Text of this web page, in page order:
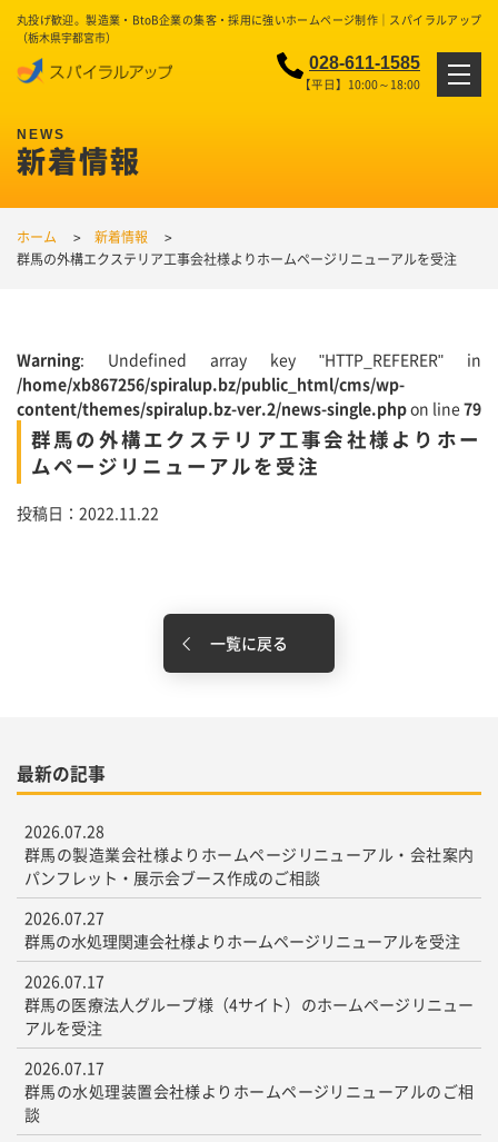
丸投げ歓迎。製造業・BtoB企業の集客・採用に強いホームページ制作｜スパイラルアップ
（栃木県宇都宮市）
028-611-1585
【平日】10:00～18:00
新着情報
ホーム
新着情報
群馬の外構エクステリア工事会社様よりホームページリニューアルを受注
Warning: Undefined array key "HTTP_REFERER" in
/home/xb867256/spiralup.bz/public_html/cms/wp-
content/themes/spiralup.bz-ver.2/news-single.phpon line79
群馬の外構エクステリア工事会社様よりホー
ムページリニューアルを受注
投稿日：2022.11.22
一覧に戻る
最新の記事
2026.07.28
群馬の製造業会社様よりホームページリニューアル・会社案内
パンフレット・展示会ブース作成のご相談
2026.07.27
群馬の水処理関連会社様よりホームページリニューアルを受注
2026.07.17
群馬の医療法人グループ様（4サイト）のホームページリニュー
アルを受注
2026.07.17
群馬の水処理装置会社様よりホームページリニューアルのご相
談